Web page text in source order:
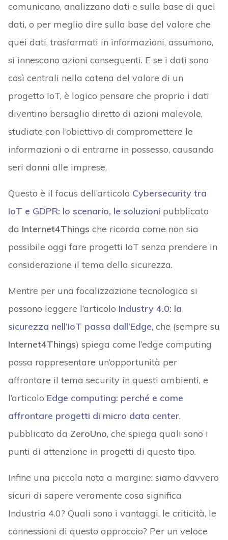
comunicano, analizzano dati e sulla base di quei
dati, o per meglio dire sulla base del valore che
quei dati, trasformati in informazioni, assumono,
si innescano azioni conseguenti. E se i dati sono
così centrali nella catena del valore di un
progetto IoT, è logico pensare che proprio i dati
diventino bersaglio diretto di azioni malevole,
studiate con l’obiettivo di compromettere le
informazioni o di entrarne in possesso, causando
seri danni alle imprese.
Questo è il focus dell’articolo Cybersecurity tra
IoT e GDPR: lo scenario, le soluzioni pubblicato
da Internet4Things che ricorda come non sia
possibile oggi fare progetti IoT senza prendere in
considerazione il tema della sicurezza.
Mentre per una focalizzazione tecnologica si
possono leggere l’articolo Industry 4.0: la
sicurezza nell’IoT passa dall’Edge, che (sempre su
Internet4Things) spiega come l’edge computing
possa rappresentare un’opportunità per
affrontare il tema security in questi ambienti, e
l’articolo Edge computing: perché e come
affrontare progetti di micro data center,
pubblicato da ZeroUno, che spiega quali sono i
punti di attenzione in progetti di questo tipo.
Infine una piccola nota a margine: siamo davvero
sicuri di sapere veramente cosa significa
Industria 4.0? Quali sono i vantaggi, le criticità, le
connessioni di questo approccio? Per un veloce